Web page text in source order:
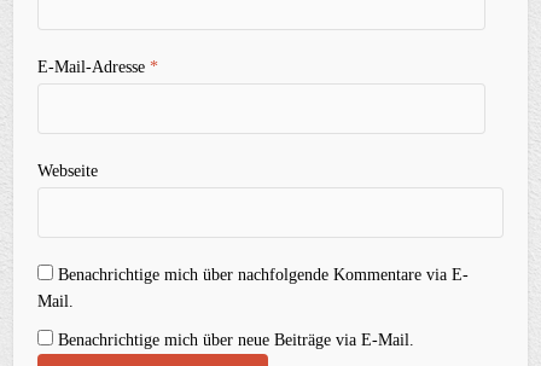
E-Mail-Adresse*
Webseite
Benachrichtige mich über nachfolgende Kommentare via E-
Mail.
Benachrichtige mich über neue Beiträge via E-Mail.